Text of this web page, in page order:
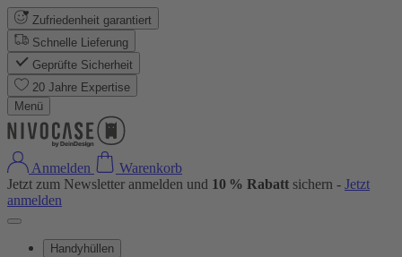
Zufriedenheit garantiert
Schnelle Lieferung
Geprüfte Sicherheit
20 Jahre Expertise
Menü
Anmelden
Warenkorb
Jetzt zum Newsletter anmelden und 10 % Rabatt sichern - Jetzt
anmelden
Handyhüllen